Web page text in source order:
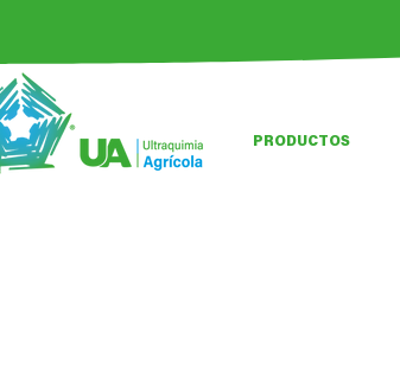
PRODUCTOS